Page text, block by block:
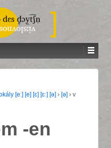
[eː] [e] [ɛ] [ɛː] [ə] › [ə] › v
-en